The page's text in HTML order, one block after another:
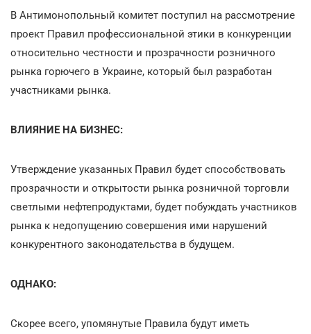
В Антимонопольный комитет поступил на рассмотрение
проект Правил профессиональной этики в конкуренции
относительно честности и прозрачности розничного
рынка горючего в Украине, который был разработан
участниками рынка.
ВЛИЯНИЕ НА БИЗНЕС:
Утверждение указанных Правил будет способствовать
прозрачности и открытости рынка розничной торговли
светлыми нефтепродуктами, будет побуждать участников
рынка к недопущению совершения ими нарушений
конкурентного законодательства в будущем.
ОДНАКО:
Скорее всего, упомянутые Правила будут иметь